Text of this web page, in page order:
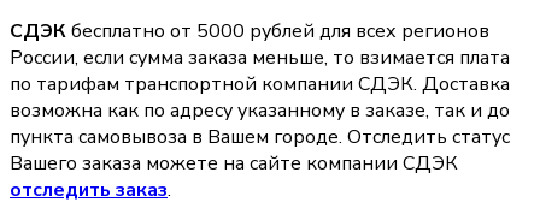
СДЭКбесплатно от 5000 рублей для всех регионов
России, если сумма заказа меньше, то взимается плата
по тарифам транспортной компании СДЭК. Доставка
возможна как по адресу указанному в заказе, так и до
пункта самовывоза в Вашем городе. Отследить статус
Вашего заказа можете на сайте компании СДЭК
отследить заказ.